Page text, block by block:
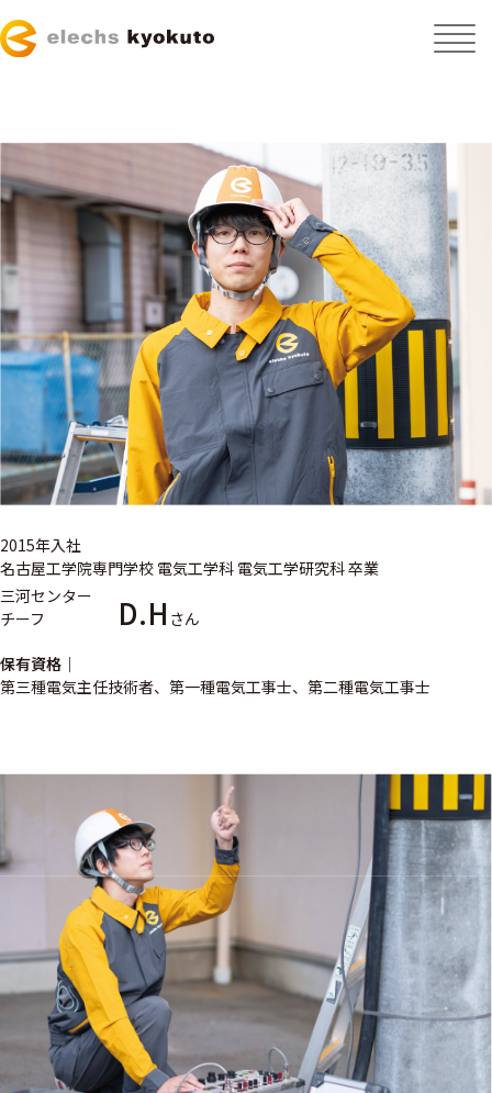
2015年入社
名古屋工学院専門学校 電気工学科 電気工学研究科 卒業
三河センター
チーフ
D.H さん
保有資格
第三種電気主任技術者、第一種電気工事士、第二種電気工事士